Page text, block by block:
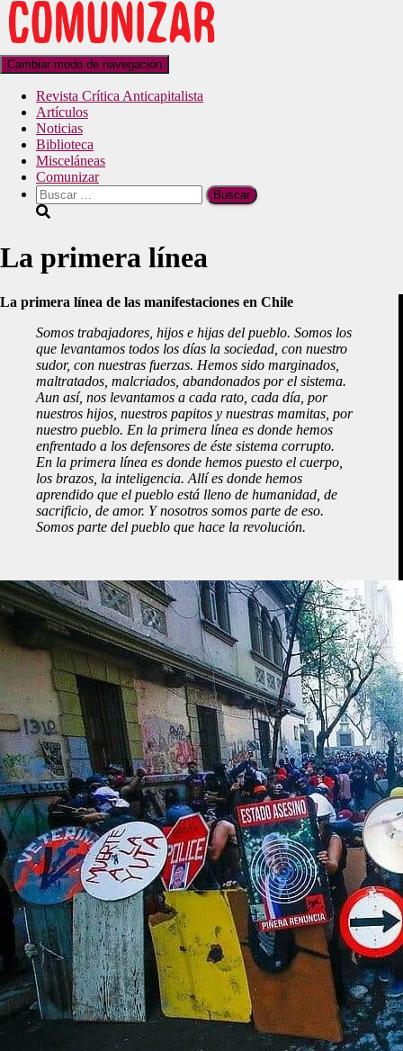
Cambiar modo de navegación
Revista Crítica Anticapitalista
Artículos
Noticias
Biblioteca
Misceláneas
Comunizar
La primera línea
La primera línea de las manifestaciones en Chile
Somos trabajadores, hijos e hijas del pueblo. Somos los
que levantamos todos los días la sociedad, con nuestro
sudor, con nuestras fuerzas. Hemos sido marginados,
maltratados, malcriados, abandonados por el sistema.
Aun así, nos levantamos a cada rato, cada día, por
nuestros hijos, nuestros papitos y nuestras mamitas, por
nuestro pueblo. En la primera línea es donde hemos
enfrentado a los defensores de éste sistema corrupto.
En la primera línea es donde hemos puesto el cuerpo,
los brazos, la inteligencia. Allí es donde hemos
aprendido que el pueblo está lleno de humanidad, de
sacrificio, de amor. Y nosotros somos parte de eso.
Somos parte del pueblo que hace la revolución.